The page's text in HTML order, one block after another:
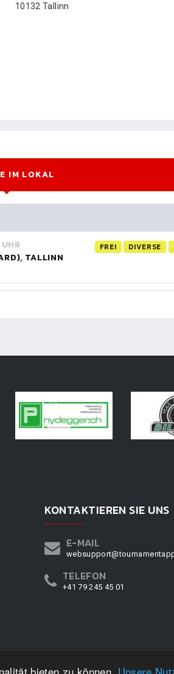
bieten zu können. Unsere
10132 Tallinn
IM LOKAL
FREI DIVERSE
TALLINN
KONTAKTIEREN SIE UNS
E-MAIL
TELEFON
+41 79 245 45 01